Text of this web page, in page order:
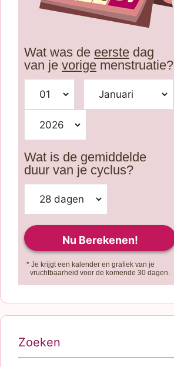
Wat was de eerste dag
van je vorige menstruatie?
Wat is de gemiddelde
duur van je cyclus?
* Je krijgt een kalender en grafiek van je
vruchtbaarheid voor de komende 30 dagen.
Zoeken